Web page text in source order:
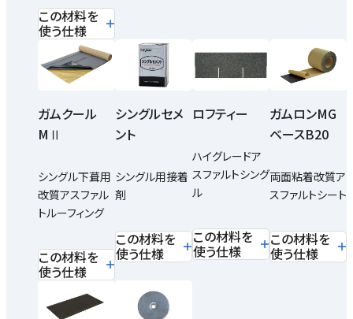
この材料を
使う仕様
ガムクール
MⅡ
シングル下葺用
改質アスファル
トルーフィング
この材料を
使う仕様
シングルセメ
ント
シングル用接着
剤
この材料を
使う仕様
ロフティー
ハイグレードア
スファルトシング
ル
この材料を
使う仕様
ガムロンMG
ベースB20
両面粘着改質ア
スファルトシート
この材料を
使う仕様